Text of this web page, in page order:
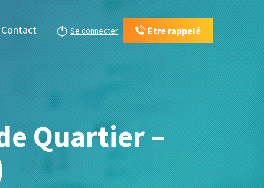
Contact Se connecter Être rappelé
Quartier –